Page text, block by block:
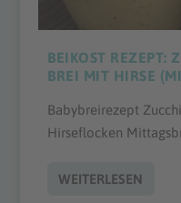
BEIKOST REZEPT:
BREI MIT HIRSE
Babybreirezept
Hirseflocken
WEITERLESEN